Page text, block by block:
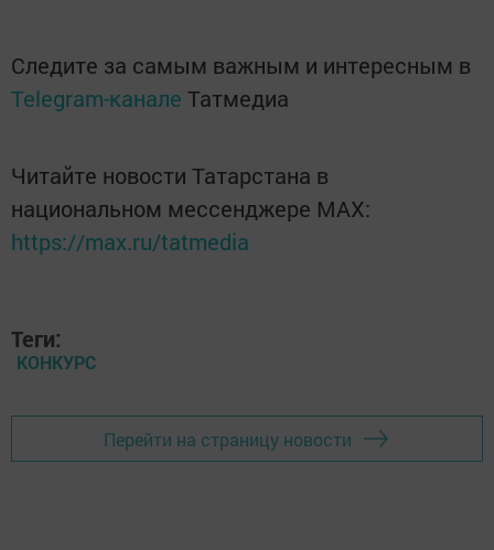
Следите за самым важным и интересным в
Telegram-канале Татмедиа
Читайте новости Татарстана в
национальном мессенджере MАХ:
https://max.ru/tatmedia
Теги:
КОНКУРС
Перейти на страницу новости